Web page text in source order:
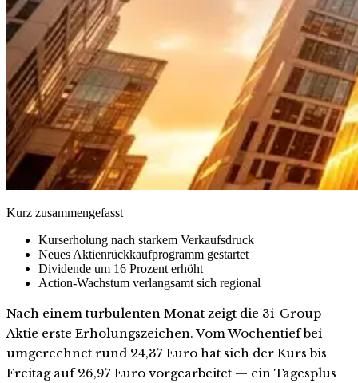
Kurz zusammengefasst
Kurserholung nach starkem Verkaufsdruck
Neues Aktienrückkaufprogramm gestartet
Dividende um 16 Prozent erhöht
Action-Wachstum verlangsamt sich regional
Nach einem turbulenten Monat zeigt die 3i-Group-
Aktie erste Erholungszeichen. Vom Wochentief bei
umgerechnet rund 24,37 Euro hat sich der Kurs bis
Freitag auf 26,97 Euro vorgearbeitet — ein Tagesplus